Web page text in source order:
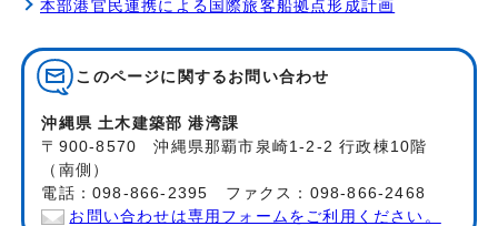
本部港官民連携による国際旅客船拠点形成計画
このページに関する お問い合わせ
沖縄県 土木建築部 港湾課
〒900-8570 沖縄県那覇市泉崎1-2-2 行政棟10階
（南側）
電話：098-866-2395 ファクス：098-866-2468
お問い合わせは専用フォームをご利用ください。